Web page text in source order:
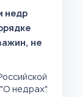
недр
не
недрах".